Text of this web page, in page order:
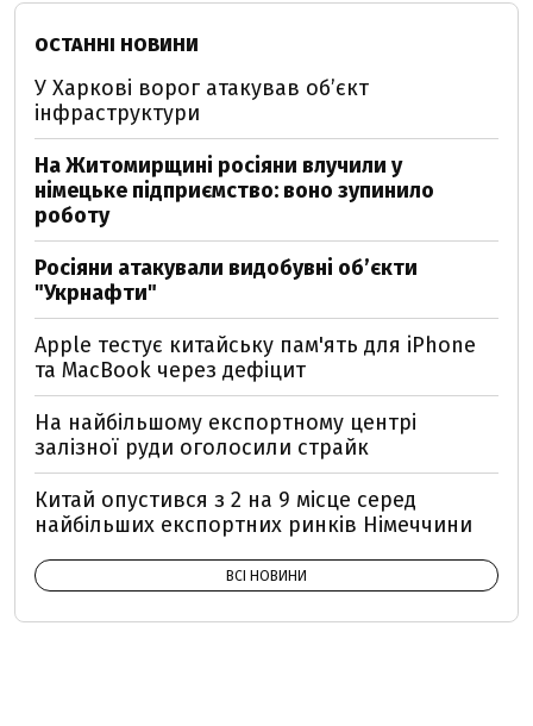
ОСТАННІ НОВИНИ
У Харкові ворог атакував обʼєкт
інфраструктури
На Житомирщині росіяни влучили у
німецьке підприємство: воно зупинило
роботу
Росіяни атакували видобувні обʼєкти
"Укрнафти"
Apple тестує китайську пам'ять для iPhone
та MacBook через дефіцит
На найбільшому експортному центрі
залізної руди оголосили страйк
Китай опустився з 2 на 9 місце серед
найбільших експортних ринків Німеччини
ВСІ НОВИНИ